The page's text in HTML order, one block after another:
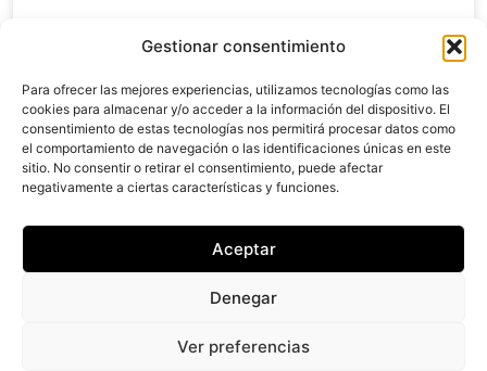
Gestionar consentimiento
Para ofrecer las mejores experiencias, utilizamos tecnologías como las
cookies para almacenar y/o acceder a la información del dispositivo. El
consentimiento de estas tecnologías nos permitirá procesar datos como
el comportamiento de navegación o las identificaciones únicas en este
sitio. No consentir o retirar el consentimiento, puede afectar
negativamente a ciertas características y funciones.
Aceptar
Denegar
Ver preferencias
abril 10, 2026
Studio